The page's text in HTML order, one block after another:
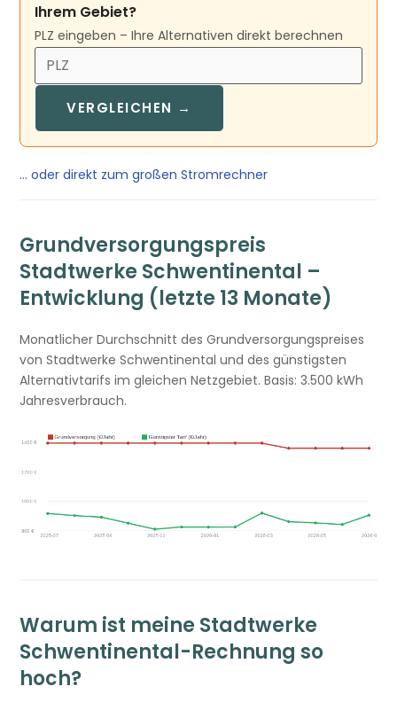
Ihrem Gebiet?
PLZ eingeben – Ihre Alternativen direkt berechnen
VERGLEICHEN →
… oder direkt zum großen Stromrechner
Grundversorgungspreis
Stadtwerke Schwentinental –
Entwicklung (letzte 13 Monate)
Monatlicher Durchschnitt des Grundversorgungspreises
von Stadtwerke Schwentinental und des günstigsten
Alternativtarifs im gleichen Netzgebiet. Basis: 3.500 kWh
Jahresverbrauch.
Warum ist meine Stadtwerke
Schwentinental-Rechnung so
hoch?